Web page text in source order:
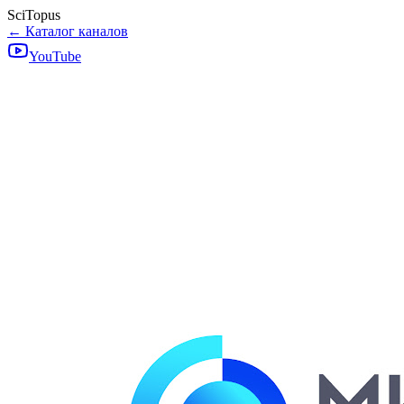
SciTopus
← Каталог каналов
YouTube